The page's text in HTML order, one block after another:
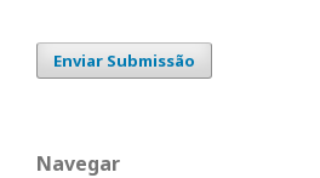
Enviar Submissão
Navegar